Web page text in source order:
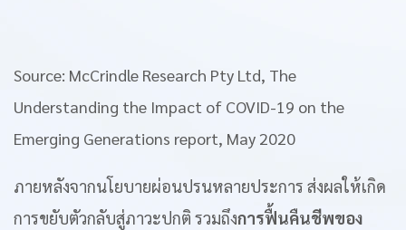
Source: McCrindle Research Pty Ltd, The
Understanding the Impact of COVID-19 on the
Emerging Generations report, May 2020
ภายหลังจากนโยบายผ่อนปรนหลายประการ ส่งผลให้เกิด
การขยับตัวกลับสู่ภาวะปกติ รวมถึงการฟื้นคืนชีพของ